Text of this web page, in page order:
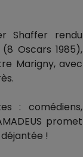
Shaffer rendu
Oscars 1985),
Marigny, avec
: comédiens,
promet
!